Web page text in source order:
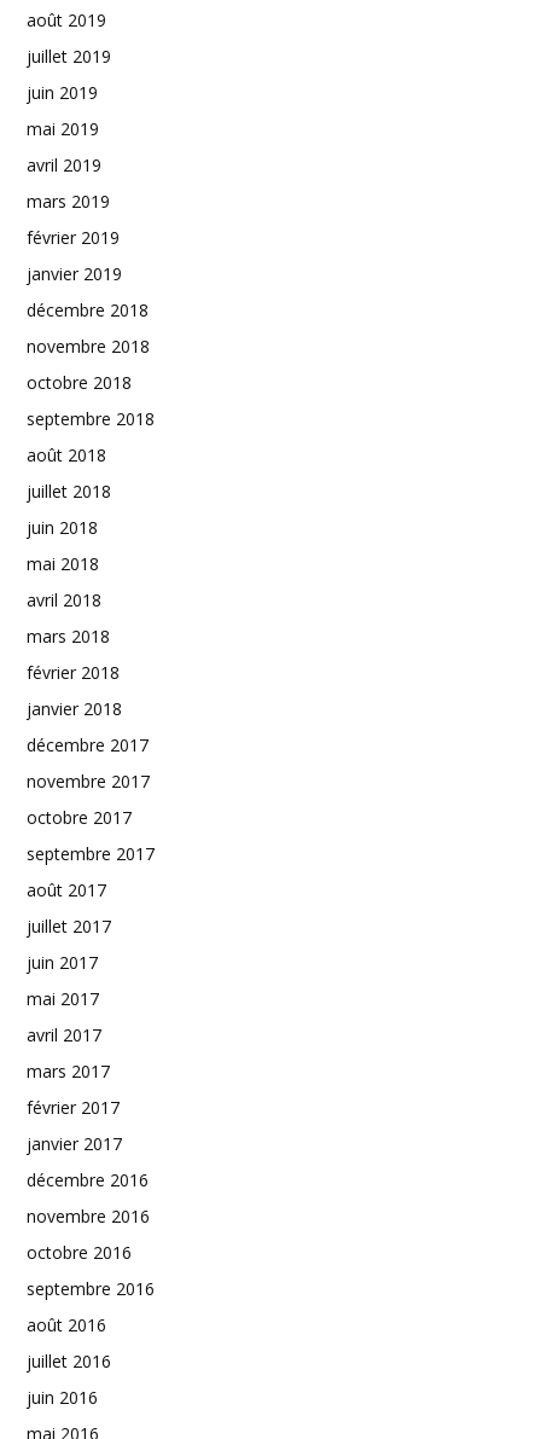
août 2019
juillet 2019
juin 2019
mai 2019
avril 2019
mars 2019
février 2019
janvier 2019
décembre 2018
novembre 2018
octobre 2018
septembre 2018
août 2018
juillet 2018
juin 2018
mai 2018
avril 2018
mars 2018
février 2018
janvier 2018
décembre 2017
novembre 2017
octobre 2017
septembre 2017
août 2017
juillet 2017
juin 2017
mai 2017
avril 2017
mars 2017
février 2017
janvier 2017
décembre 2016
novembre 2016
octobre 2016
septembre 2016
août 2016
juillet 2016
juin 2016
mai 2016